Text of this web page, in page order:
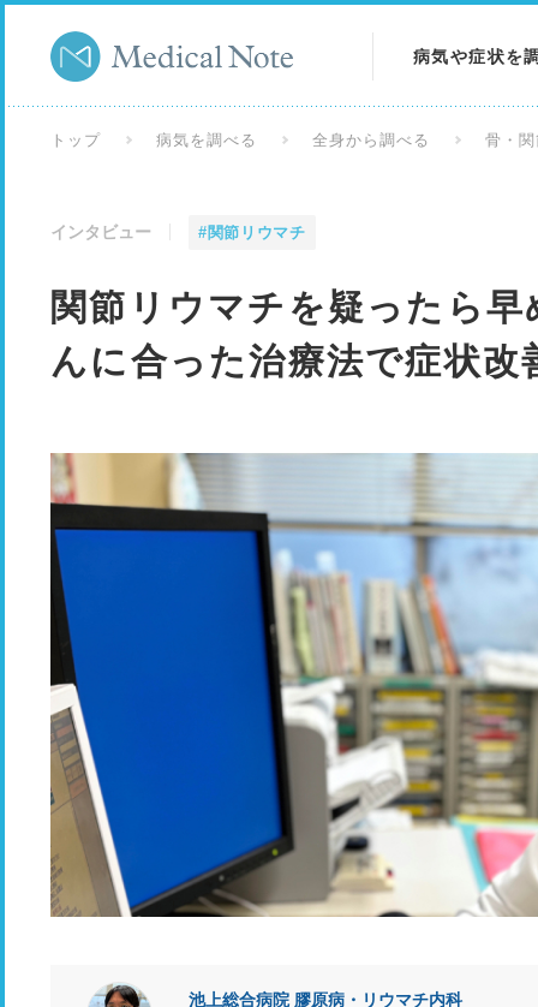
病気や症状を
トップ 病気を調べる 全身から調べる 骨・
インタビュー #関節リウマチ
関節リウマチを疑ったら
んに合った治療法で症状改
池上総合病院 膠原病・リウマチ内科